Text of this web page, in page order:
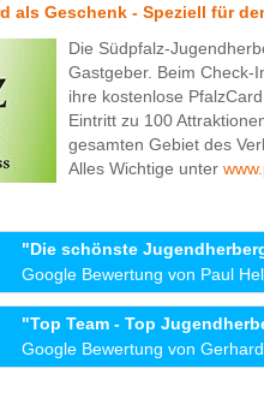
als Geschenk - Speziell für
Die Südpfalz-
Gastgeber. Beim Check-
ihre kostenlose
Eintritt zu 100
gesamten Gebiet des
Alles Wichtige unter
"Die schönste
Google Bewertung von Paul
Bad Bergzabern!
Eine der schönsten
Aussicht im
"Top Team - Top
Google Bewertung von